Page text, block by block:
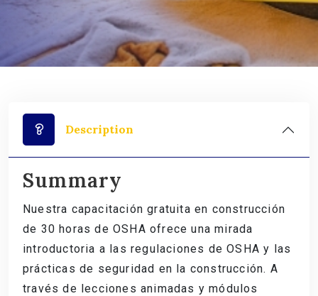
Description
Summary
Nuestra capacitación gratuita en construcción
de 30 horas de OSHA ofrece una mirada
introductoria a las regulaciones de OSHA y las
prácticas de seguridad en la construcción. A
través de lecciones animadas y módulos